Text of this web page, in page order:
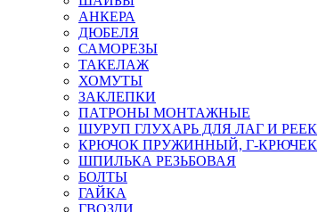
АНКЕРА
ДЮБЕЛЯ
САМОРЕЗЫ
ТАКЕЛАЖ
ХОМУТЫ
ЗАКЛЕПКИ
ПАТРОНЫ МОНТАЖНЫЕ
ШУРУП ГЛУХАРЬ ДЛЯ ЛАГ И РЕЕК
КРЮЧОК ПРУЖИННЫЙ, Г-КРЮЧЕК
ШПИЛЬКА РЕЗЬБОВАЯ
БОЛТЫ
ГАЙКА
ГВОЗДИ